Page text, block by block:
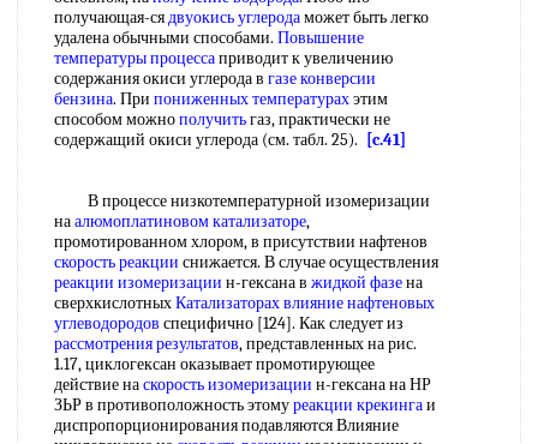
получающая-сядвуокись углеродаможет быть легко
удалена обычными способами. Повышение
температурыпроцессаприводит к увеличению
содержания окиси углерода в газе конверсии
бензина. При пониженных температурахэтим
способом можнополучитьгаз, практически не
содержащий окиси углерода (см. табл. 25).
[c.41]
В процессе низкотемпературной изомеризации
наалюмоплатиновом катализаторе,
промотированном хлором, в присутствии нафтенов
скорость реакции снижается. В случае осуществления
реакции изомеризации н-гексана в жидкой фазена
сверхкислотныхКатализаторах влияниенафтеновых
углеводородов специфично [124]. Как следует из
рассмотрения результатов, представленных на рис.
1.17, циклогексан оказывает промотирующее
действие наскорость изомеризации н-гексана на НР
ЗЬР в противоположность этомуреакции крекингаи
диспропорционирования подавляются Влияние